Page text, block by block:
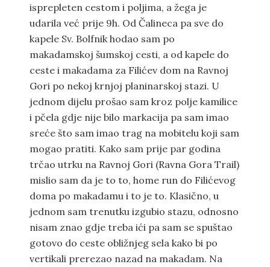
isprepleten cestom i poljima, a žega je
udarila već prije 9h. Od Čalineca pa sve do
kapele Sv. Bolfnik hodao sam po
makadamskoj šumskoj cesti, a od kapele do
ceste i makadama za Filićev dom na Ravnoj
Gori po nekoj krnjoj planinarskoj stazi. U
jednom dijelu prošao sam kroz polje kamilice
i pčela gdje nije bilo markacija pa sam imao
sreće što sam imao trag na mobitelu koji sam
mogao pratiti. Kako sam prije par godina
trčao utrku na Ravnoj Gori (Ravna Gora Trail)
mislio sam da je to to, home run do Filićevog
doma po makadamu i to je to. Klasično, u
jednom sam trenutku izgubio stazu, odnosno
nisam znao gdje treba ići pa sam se spuštao
gotovo do ceste obližnjeg sela kako bi po
vertikali prerezao nazad na makadam. Na